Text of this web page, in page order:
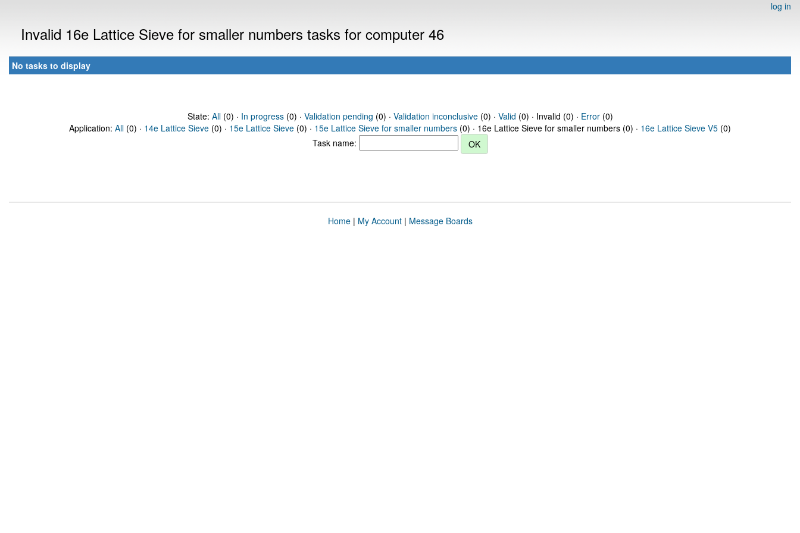
log in
Invalid 16e Lattice Sieve for smaller numbers tasks for computer 46
No tasks to display
State: All(0) · In progress(0) · Validation pending (0) · Validation inconclusive(0) · Valid (0) · Invalid (0) · Error(0)
Application: All (0) · 14e Lattice Sieve (0) · 15e Lattice Sieve (0) · 15e Lattice Sieve for smaller numbers (0) · 16e Lattice Sieve for smaller numbers (0) · 16e Lattice Sieve V5 (0)
Task name:
Home| My Account| Message Boards